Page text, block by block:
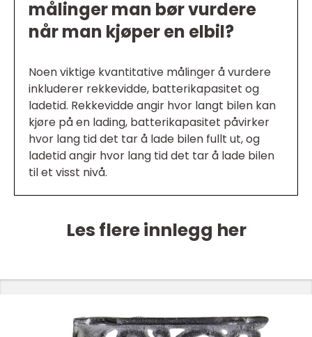
målinger man bør vurdere
når man kjøper en elbil?
Noen viktige kvantitative målinger å vurdere
inkluderer rekkevidde, batterikapasitet og
ladetid. Rekkevidde angir hvor langt bilen kan
kjøre på en lading, batterikapasitet påvirker
hvor lang tid det tar å lade bilen fullt ut, og
ladetid angir hvor lang tid det tar å lade bilen
til et visst nivå.
Les flere innlegg her